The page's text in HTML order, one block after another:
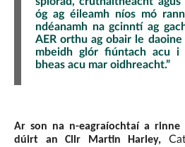
óg ag éileamh níos mó
ndéanamh na gcinntí ag
AER orthu ag obair le
mbeidh glór fiúntach acu i
bheas acu mar oidhreacht.”
Ar son na n-eagraíochtaí a
dúirt an Cllr Martin Harley,